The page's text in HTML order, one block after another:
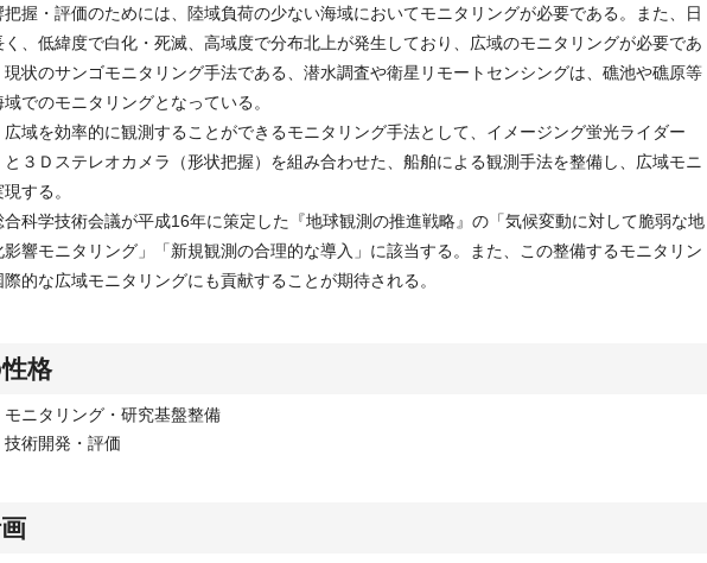
握・評価のためには、陸域負荷の少ない海域においてモニタリングが必要である。また、日
、低緯度で白化・死滅、高域度で分布北上が発生しており、広域のモニタリングが必要であ
現状のサンゴモニタリング手法である、潜水調査や衛星リモートセンシングは、礁池や礁原等
でのモニタリングとなっている。
域を効率的に観測することができるモニタリング手法として、イメージング蛍光ライダー
と３Ｄステレオカメラ（形状把握）を組み合わせた、船舶による観測手法を整備し、広域モニ
する。
科学技術会議が平成16年に策定した『地球観測の推進戦略』の「気候変動に対して脆弱な地
響モニタリング」「新規観測の合理的な導入」に該当する。また、この整備するモニタリン
的な広域モニタリングにも貢献することが期待される。
格
モニタリング・研究基盤整備
術開発・評価